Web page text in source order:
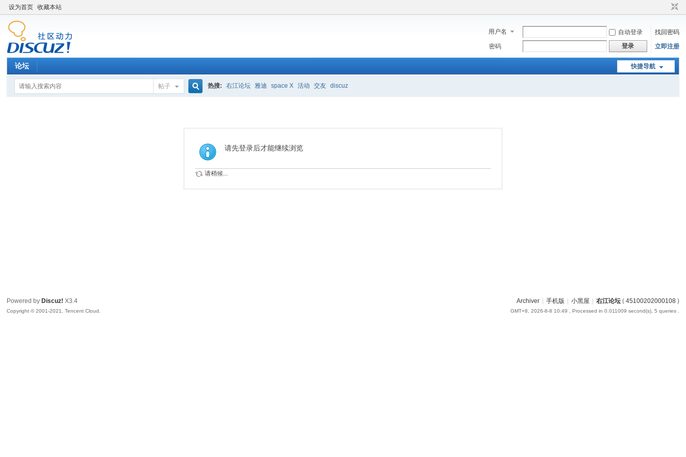
设为首页 收藏本站
用户名 自动登录
找回密码
密码
登录 立即注册
快捷导航
论坛
帖子 热搜: 右江论坛 雅迪 space X 活动 交友 discuz
请先登录后才能继续浏览
请稍候...
Archiver 手机版 小黑屋 右江论坛( 45100202000108)
GMT+8, 2026-8-8 10:49 , Processed in 0.011009 second(s), 5 queries .
Powered by Discuz! X3.4
Copyright © 2001-2021, Tencent Cloud.